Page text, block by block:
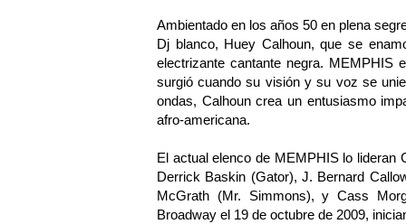
Ambientado en los años 50 en plena
Dj blanco, Huey Calhoun, que se
electrizante cantante negra. MEMPHIS
surgió cuando su visión y su voz se
ondas, Calhoun crea un entusiasmo
afro-americana.
El actual elenco de MEMPHIS lo lideran
Derrick Baskin (Gator), J. Bernard
McGrath (Mr. Simmons), y Cass
Broadway el 19 de octubre de 2009,